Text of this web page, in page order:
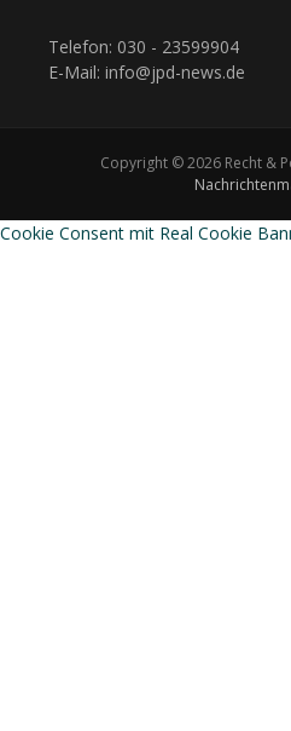
Telefon: 030 - 23599904
E-Mail: info@jpd-news.de
Copyright © 2026 Recht &
Cookie Consent mit Real Cookie